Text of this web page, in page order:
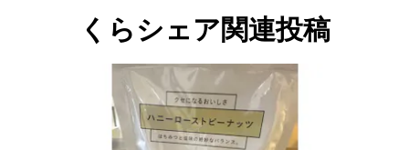
くらシェア関連投稿